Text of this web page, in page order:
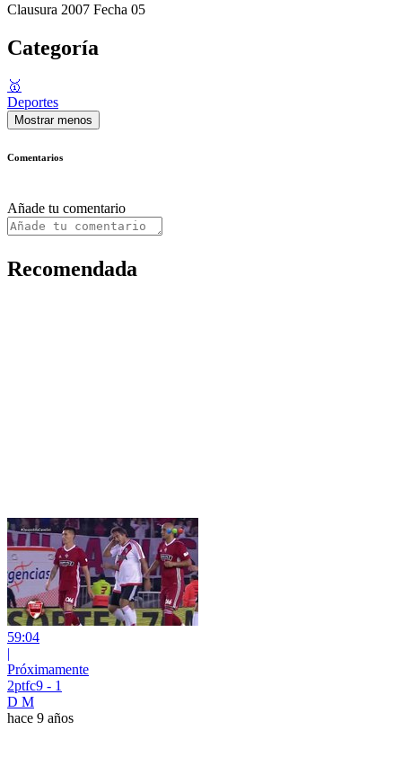
Clausura 2007 Fecha 05
Categoría
🥇
Deportes
Mostrar menos
Comentarios
Añade tu comentario
Recomendada
59:04
|
Próximamente
2ptfc9 - 1
D M
hace 9 años